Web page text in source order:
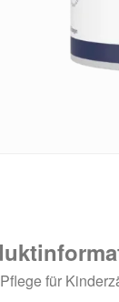
für